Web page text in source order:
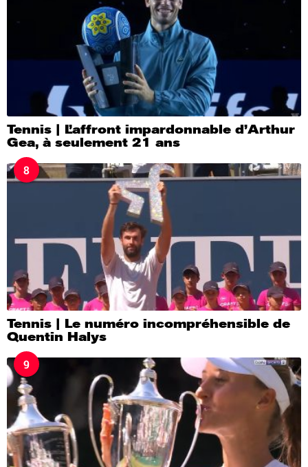
Tennis | L’affront impardonnable d’Arthur
Gea, à seulement 21 ans
8
Tennis | Le numéro incompréhensible de
Quentin Halys
9